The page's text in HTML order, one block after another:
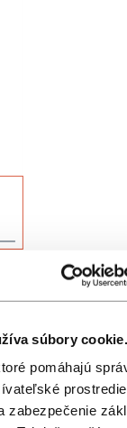
súbory cookie.
pomáhajú
zabezpečenie